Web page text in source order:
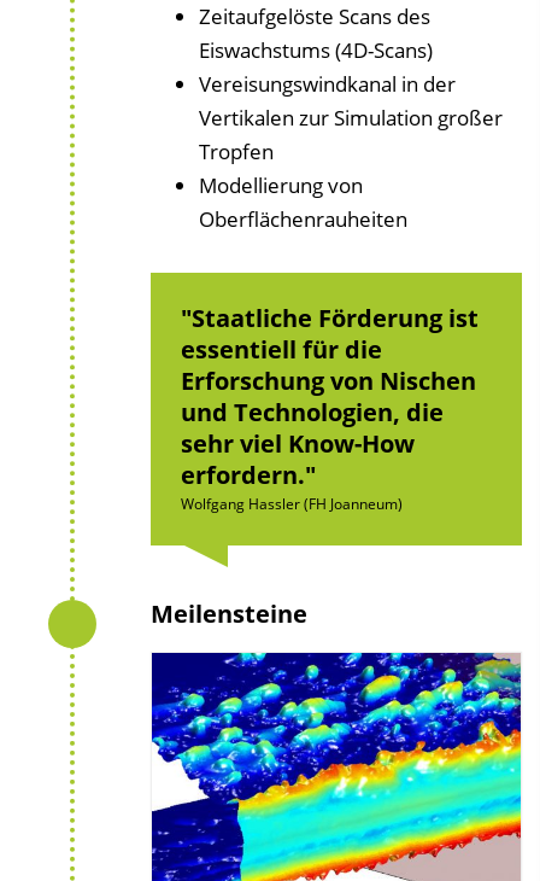
Zeitaufgelöste Scans des
Eiswachstums (4D-Scans)
Vereisungswindkanal in der
Vertikalen zur Simulation großer
Tropfen
Modellierung von
Oberflächenrauheiten
Staatliche Förderung ist
essentiell für die
Erforschung von Nischen
und Technologien, die
sehr viel Know-How
erfordern.
Wolfgang Hassler (FH Joanneum)
Meilensteine